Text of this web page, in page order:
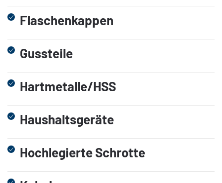
Flaschenkappen
Gussteile
Hartmetalle/HSS
Haushaltsgeräte
Hochlegierte Schrotte